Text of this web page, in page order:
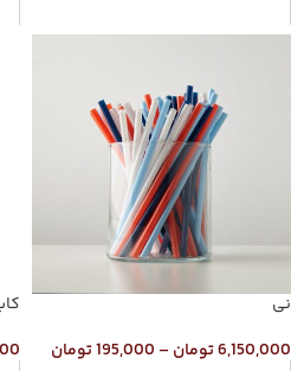
نی
6,150,000تومان –
195,000تومان